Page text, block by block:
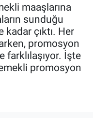
maaşlarına
sunduğu
kadar çıktı. Her
promosyon
farklılaşıyor. İşte
promosyon